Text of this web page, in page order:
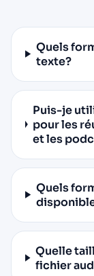
Quels
texte?
Puis-je
pour les
et les
Quels
Quelle
fichier